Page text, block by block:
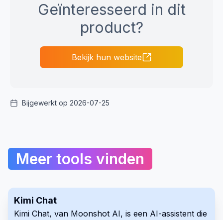
Geïnteresseerd in dit
product?
Bekijk hun website
Bijgewerkt op 2026-07-25
Meer tools vinden
Kimi Chat
Kimi Chat, van Moonshot AI, is een AI-assistent die